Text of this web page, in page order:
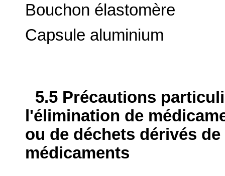
Bouchon élastomère
Capsule aluminium
5.5 Précautions
l'élimination de
ou de déchets dérivés
médicaments